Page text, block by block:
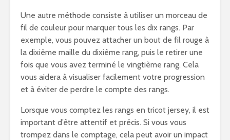
Une autre méthode consiste à utiliser un morceau de
fil de couleur pour marquer tous les dix rangs. Par
exemple, vous pouvez attacher un bout de fil rouge à
la dixième maille du dixième rang, puis le retirer une
fois que vous avez terminé le vingtième rang. Cela
vous aidera à visualiser facilement votre progression
et à éviter de perdre le compte des rangs.
Lorsque vous comptez les rangs en tricot jersey, il est
important d’être attentif et précis. Si vous vous
trompez dans le comptage, cela peut avoir un impact